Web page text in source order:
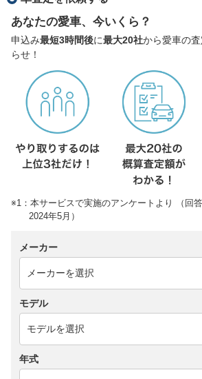
あなたの愛車、今いくら？
申込み最短3時間後に最大20社から愛車の
らせ！
※1：本サービスで実施のアンケートより （回
2024年5月）
メーカー
モデル
年式